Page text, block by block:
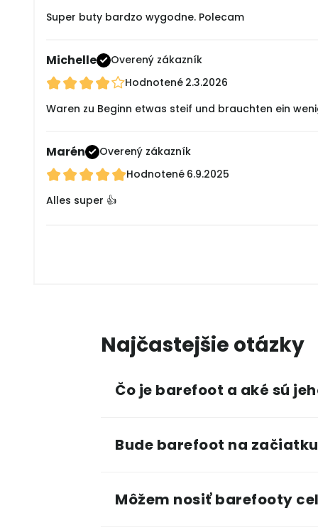
Super buty bardzo wygodne. Polecam
Michelle
Overený zákazník
Hodnotené 2.3.2026
Waren zu Beginn etwas steif und brauchten ein
Marén
Overený zákazník
Hodnotené 6.9.2025
Alles super 👍
Najčastejšie otázky
Čo je barefoot a aké sú
Bude barefoot na
Môžem nosiť barefooty